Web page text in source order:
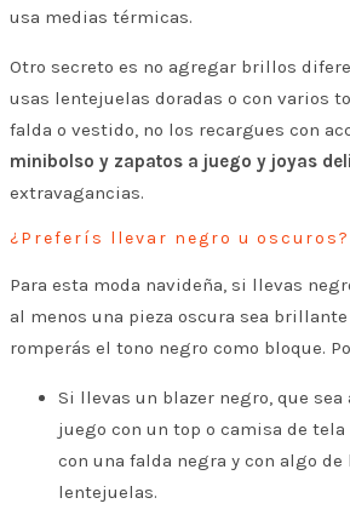
usa medias térmicas.
Otro secreto es no agregar brillos
usas lentejuelas doradas o con varios
falda o vestido, no los recargues con
minibolso y zapatos a juego y joyas
extravagancias.
¿Preferís llevar negro u oscuros?
Para esta moda navideña, si llevas
al menos una pieza oscura sea
romperás el tono negro como bloque.
Si llevas un blazer negro, que sea
juego con un top o camisa de tela
con una falda negra y con algo
lentejuelas.